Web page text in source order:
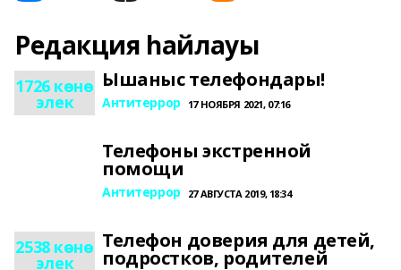
Редакция һайлауы
1726 көнө
элек
Ышаныс телефондары!
Антитеррор 17 НОЯБРЯ 2021, 07:16
Телефоны экстренной
помощи
Антитеррор 27 АВГУСТА 2019, 18:34
2538 көнө
элек
Телефон доверия для детей,
подростков, родителей